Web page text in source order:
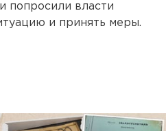
попросили власти
и принять меры.